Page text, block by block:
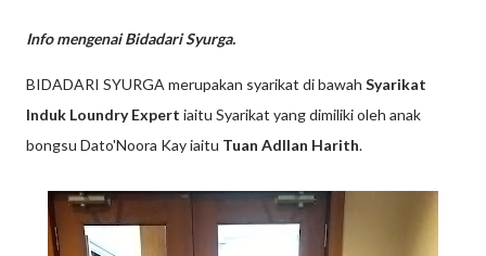
Info mengenai Bidadari Syurga.
BIDADARI SYURGA merupakan syarikat di bawah Syarikat
Induk Loundry Expert iaitu Syarikat yang dimiliki oleh anak
bongsu Dato'Noora Kay iaitu Tuan Adllan Harith.